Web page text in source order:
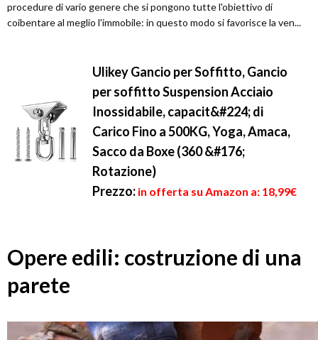
procedure di vario genere che si pongono tutte l'obiettivo di
coibentare al meglio l'immobile: in questo modo si favorisce la ven...
Ulikey Gancio per Soffitto, Gancio
per soffitto Suspension Acciaio
Inossidabile, capacit&#224; di
Carico Fino a 500KG, Yoga, Amaca,
Sacco da Boxe (360 &#176;
Rotazione)
Prezzo: in offerta su Amazon a: 18,99€
Opere edili: costruzione di una
parete